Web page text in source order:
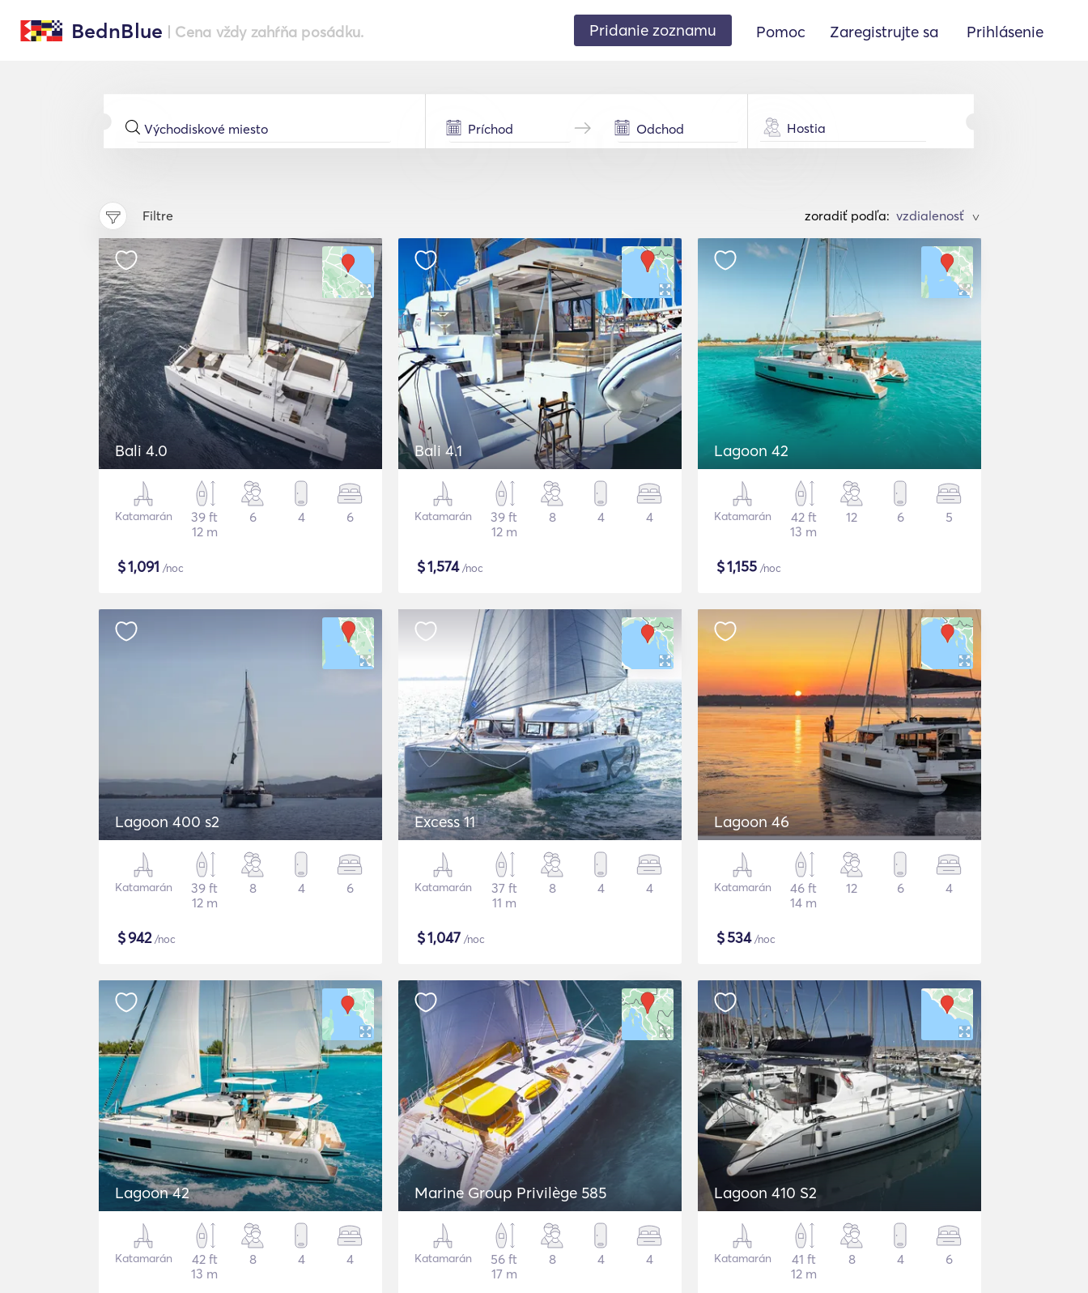
BednBlue | Cena vždy zahŕňa posádku. Pridanie zoznamu Pomoc Zaregistrujte sa Prihlásenie
Hostia
Filtre zoradiť podľa: >
Bali 4.0
Katamarán
39 ft
12 m
6 4 6
$1,091 /noc
Bali 4.1
Katamarán
39 ft
12 m
8 4 4
$1,574/noc
Lagoon 42
Katamarán
42 ft
13 m
12 6 5
$1,155 /noc
Lagoon 400 s2
Katamarán
39 ft
12 m
8 4 6
$942/noc
Excess 11
Katamarán
37 ft
11 m
8 4 4
$1,047 /noc
Lagoon 46
Katamarán
46 ft
14 m
12 6 4
$534/noc
Lagoon 42
Katamarán
42 ft
13 m
8 4 4
Marine Group Privilège 585
Katamarán
56 ft
17 m
8 4 4
Lagoon 410 S2
Katamarán
41 ft
12 m
8 4 6